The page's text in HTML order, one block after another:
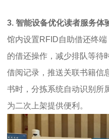
3. 智能设备优化读者服务体
馆内设置RFID自助借还终
的借还操作，减少排队等待
借阅记录，推送关联书籍信
书时，分拣系统自动识别所
为二次上架提供便利。